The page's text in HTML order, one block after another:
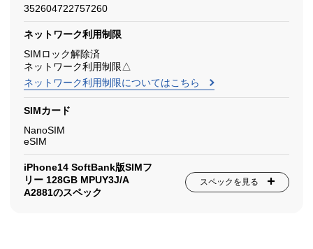
352604722757260
ネットワーク利用制限
SIMロック解除済
ネットワーク利用制限△
ネットワーク利用制限についてはこちら
SIMカード
NanoSIM
eSIM
iPhone14 SoftBank版SIMフ
リー 128GB MPUY3J/A
A2881のスペック
スペックを見る